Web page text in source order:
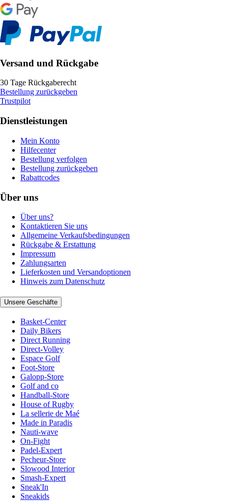
Versand und Rückgabe
30 Tage Rückgaberecht
Bestellung zurückgeben
Trustpilot
Dienstleistungen
Mein Konto
Hilfecenter
Bestellung verfolgen
Bestellung zurückgeben
Rabattcodes
Über uns
Über uns?
Kontaktieren Sie uns
Allgemeine Verkaufsbedingungen
Rückgabe & Erstattung
Impressum
Zahlungsarten
Lieferkosten und Versandoptionen
Hinweis zum Datenschutz
Unsere Geschäfte
Basket-Center
Daily Bikers
Direct Running
Direct-Volley
Espace Golf
Foot-Store
Galopp-Store
Golf and co
Handball-Store
House of Rugby
La sellerie de Maé
Made in Paradis
Nauti-wave
On-Fight
Padel-Expert
Pecheur-Store
Slowood Interior
Smash-Expert
Sneak'In
Sneakids